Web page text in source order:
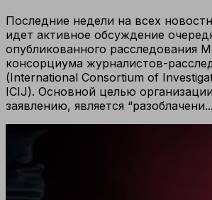
Последние недели на всех
идет активное обсуждение
опубликованного расследования
консорциума журналистов-
(International Consortium of
ICIJ). Основной целью
заявлению, является “разоблачени...